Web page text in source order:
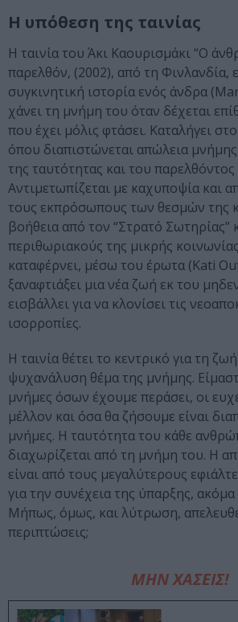
Η υπόθεση της ταινίας
Η ταινία του Άκι Καουρισμάκι “Ο
παρελθόν, (2002), από τη Φινλανδία,
συγκινητική ιστορία ενός άνδρα
χάνει τη μνήμη του όταν δέχεται
που έχει μόλις φτάσει. Καταλήγει
όπου διαπιστώνεται απώλεια
της ταυτότητας και του παρελθόντος
Αντιμετωπίζεται με καχυποψία και
τους εκπρόσωπους των θεσμών της
βοήθεια από τον “Στρατό Σωτηρίας”
περιθωριακούς της μικρής
καταφέρνει, μέσω του έρωτα (Kati
ξαναφτιάξει μια νέα ζωή εκ του
εισβάλλει για να κλονίσει τις
ισορροπίες.
Η ταινία θέτει το κεντρικό για τη
ψυχανάλυση θέμα της μνήμης.
μνήμες όσων έχουμε περάσει, οι
μέλλον και όσα θα ζήσουμε είναι
μνήμες. Η ταυτότητα του κάθε
διαχωρίζεται από τη μνήμη του. Η
είναι από τους μεγαλύτερους
για την συνέχεια της ύπαρξης,
Μήπως, όμως, και λύτρωση,
περιπτώσεις;
ΜΗΝ ΧΑΣΕΙΣ!